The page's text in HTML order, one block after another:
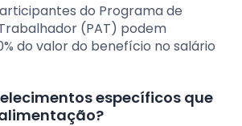
do Programa de
(PAT) podem
do valor do benefício no salário
específicos que